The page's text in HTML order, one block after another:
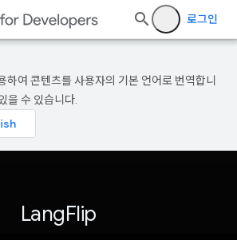
로그인
하여 콘텐츠를 사용자의 기본 언어로 번역합니
을 수 있습니다.
LangFlip